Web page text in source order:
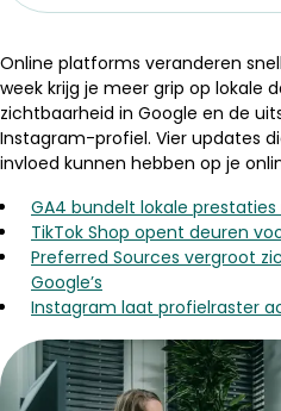
Online platforms veranderen
week krijg je meer grip op lokale
zichtbaarheid in Google en de
Instagram-profiel. Vier updates
invloed kunnen hebben op je
GA4 bundelt lokale
TikTok Shop opent deuren
Preferred Sources vergroot
Google’s
Instagram laat profielraster